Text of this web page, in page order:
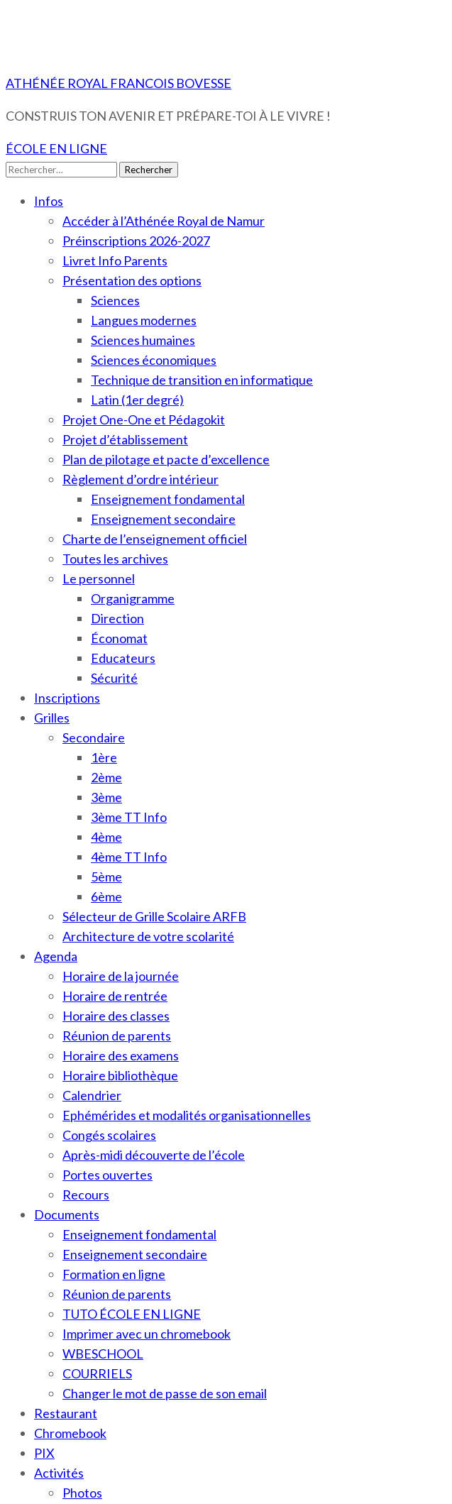
ATHÉNÉE ROYAL FRANCOIS BOVESSE
CONSTRUIS TON AVENIR ET PRÉPARE-TOI À LE VIVRE !
ÉCOLE EN LIGNE
Rechercher :
Infos
Accéder à l’Athénée Royal de Namur
Préinscriptions 2026-2027
Livret Info Parents
Présentation des options
Sciences
Langues modernes
Sciences humaines
Sciences économiques
Technique de transition en informatique
Latin (1er degré)
Projet One-One et Pédagokit
Projet d’établissement
Plan de pilotage et pacte d’excellence
Règlement d’ordre intérieur
Enseignement fondamental
Enseignement secondaire
Charte de l’enseignement officiel
Toutes les archives
Le personnel
Organigramme
Direction
Économat
Educateurs
Sécurité
Inscriptions
Grilles
Secondaire
1ère
2ème
3ème
3ème TT Info
4ème
4ème TT Info
5ème
6ème
Sélecteur de Grille Scolaire ARFB
Architecture de votre scolarité
Agenda
Horaire de la journée
Horaire de rentrée
Horaire des classes
Réunion de parents
Horaire des examens
Horaire bibliothèque
Calendrier
Ephémérides et modalités organisationnelles
Congés scolaires
Après-midi découverte de l’école
Portes ouvertes
Recours
Documents
Enseignement fondamental
Enseignement secondaire
Formation en ligne
Réunion de parents
TUTO ÉCOLE EN LIGNE
Imprimer avec un chromebook
WBESCHOOL
COURRIELS
Changer le mot de passe de son email
Restaurant
Chromebook
PIX
Activités
Photos